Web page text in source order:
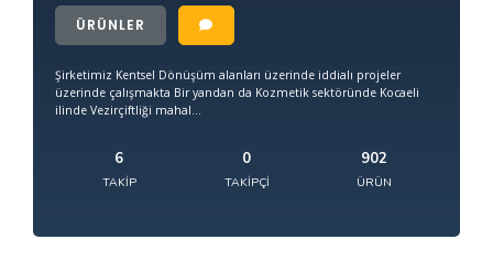
ÜRÜNLER
Şirketimiz Kentsel Dönüşüm alanları üzerinde iddialı projeler
üzerinde çalışmakta Bir yandan da Kozmetik sektöründe Kocaeli
ilinde Vezirçiftliği mahal...
6
TAKIP
0
TAKIPÇI
902
ÜRÜN